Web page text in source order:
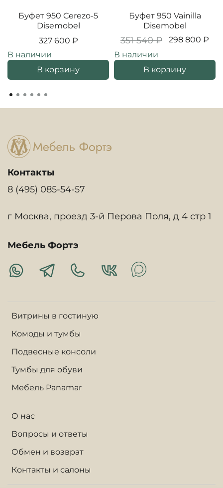
Буфет 950 Cerezo-5
Disemobel
327 600 ₽
В наличии
В корзину
Буфет 950 Vainilla
Disemobel
351 540 ₽
298 800 ₽
В наличии
В корзину
Витрины в гостиную
Комоды и тумбы
Подвесные консоли
Тумбы для обуви
Мебель Panamar
О нас
Вопросы и ответы
Обмен и возврат
Контакты и салоны
Контакты
8 (495) 085-54-57
г Москва, проезд 3-й Перова Поля, д 4 стр 1
Мебель Фортэ